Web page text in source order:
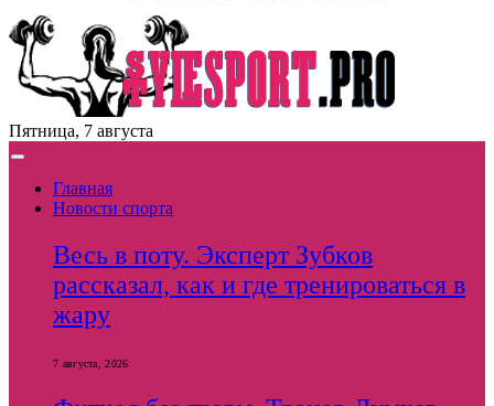
Пятница, 7 августа
Главная
Новости спорта
Весь в поту. Эксперт Зубков
рассказал, как и где тренироваться в
жару
7 августа, 2026